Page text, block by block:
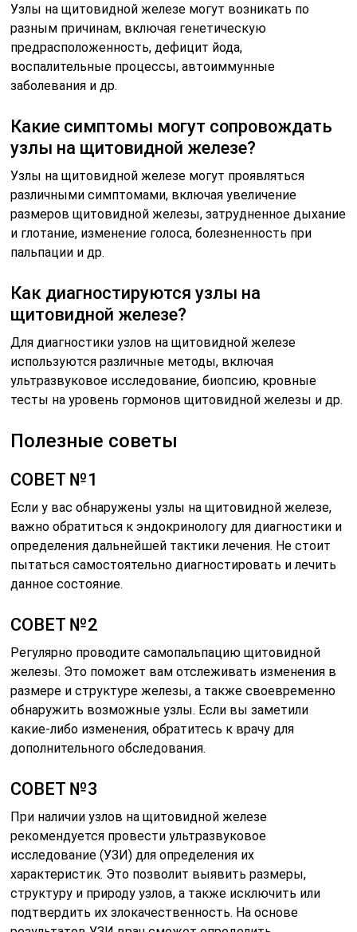
Узлы на щитовидной железе могут возникать по
разным причинам, включая генетическую
предрасположенность, дефицит йода,
воспалительные процессы, автоиммунные
заболевания и др.
Какие симптомы могут сопровождать
узлы на щитовидной железе?
Узлы на щитовидной железе могут проявляться
различными симптомами, включая увеличение
размеров щитовидной железы, затрудненное дыхание
и глотание, изменение голоса, болезненность при
пальпации и др.
Как диагностируются узлы на
щитовидной железе?
Для диагностики узлов на щитовидной железе
используются различные методы, включая
ультразвуковое исследование, биопсию, кровные
тесты на уровень гормонов щитовидной железы и др.
Полезные советы
СОВЕТ №1
Если у вас обнаружены узлы на щитовидной железе,
важно обратиться к эндокринологу для диагностики и
определения дальнейшей тактики лечения. Не стоит
пытаться самостоятельно диагностировать и лечить
данное состояние.
СОВЕТ №2
Регулярно проводите самопальпацию щитовидной
железы. Это поможет вам отслеживать изменения в
размере и структуре железы, а также своевременно
обнаружить возможные узлы. Если вы заметили
какие-либо изменения, обратитесь к врачу для
дополнительного обследования.
СОВЕТ №3
При наличии узлов на щитовидной железе
рекомендуется провести ультразвуковое
исследование (УЗИ) для определения их
характеристик. Это позволит выявить размеры,
структуру и природу узлов, а также исключить или
подтвердить их злокачественность. На основе